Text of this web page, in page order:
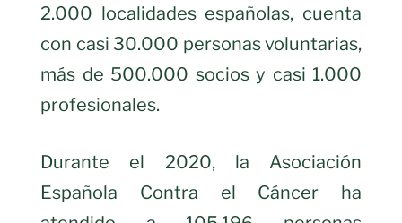
2.000 localidades españolas, cuenta
con casi 30.000 personas voluntarias,
más de 500.000 socios y casi 1.000
profesionales.
Durante el 2020, la Asociación
Española Contra el Cáncer ha